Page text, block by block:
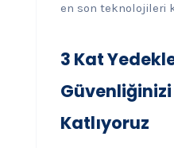
en son teknolojileri
3 Kat
Güvenliğinizi
Katlıyoruz